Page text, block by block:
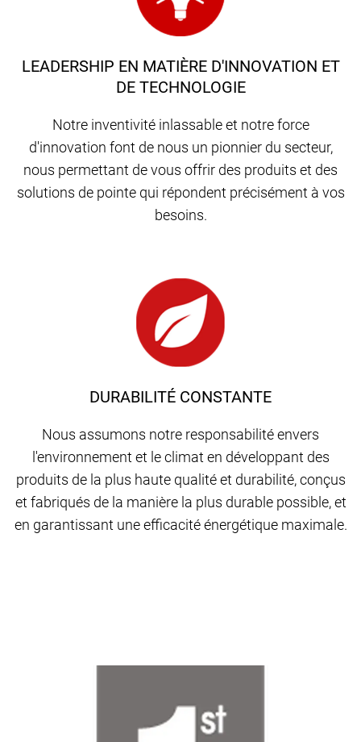
DURABILITÉ CONSTANTE
Nous assumons notre responsabilité envers
l'environnement et le climat en développant des
produits de la plus haute qualité et durabilité, conçus
et fabriqués de la manière la plus durable possible, et
en garantissant une efficacité énergétique maximale.
LEADERSHIP EN MATIÈRE D'INNOVATION ET
DE TECHNOLOGIE
Notre inventivité inlassable et notre force
d'innovation font de nous un pionnier du secteur,
nous permettant de vous offrir des produits et des
solutions de pointe qui répondent précisément à vos
besoins.